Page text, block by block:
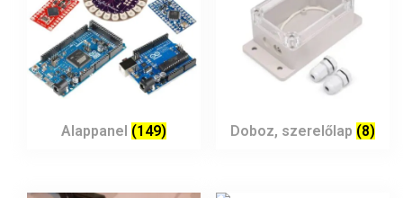
Alappanel (149) Doboz, szerelőlap (8)